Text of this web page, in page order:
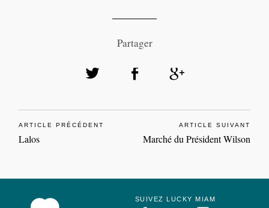
Partager
ARTICLE PRÉCÉDENT
Lalos
ARTICLE SUIVANT
Marché du Président Wilson
SUIVEZ LUCKY MIAM